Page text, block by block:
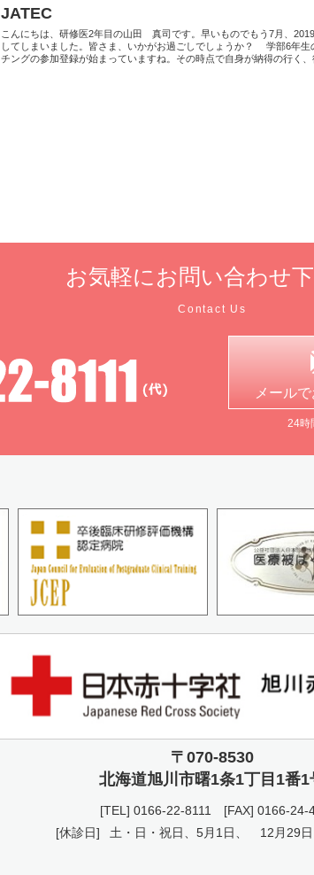
JATEC
こんにちは、研修医2年目の山田 真司です。早いものでもう7月、
してしまいました。皆さま、いかがお過ごしでしょうか？ 学部6年生
チングの参加登録が始まっていますね。その時点で自身が納得の行く、
お気軽に お問い合わせ
Contact Us
メールで
24時
〒070-8530
北海道旭川市曙1条1丁目1番1
[TEL] 0166-22-8111
[FAX] 0166-24-
[休診日]
土・日・祝日、5月1日、 12月29